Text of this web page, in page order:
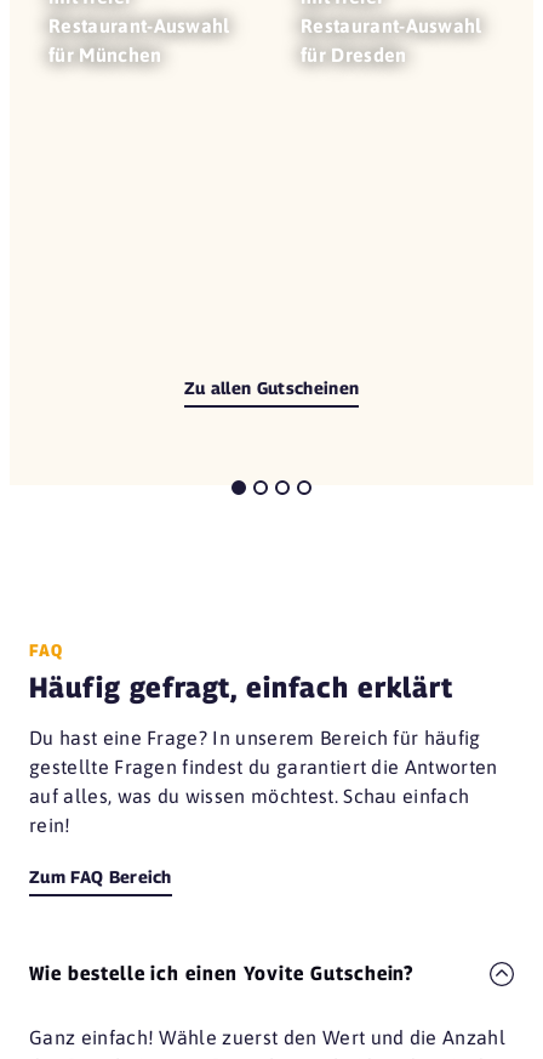
Restaurant-Auswahl
für München
Restaurant-Auswahl
für Dresden
Zu allen Gutscheinen
FAQ
Häufig gefragt, einfach erklärt
Du hast eine Frage? In unserem Bereich für häufig
gestellte Fragen findest du garantiert die Antworten
auf alles, was du wissen möchtest. Schau einfach
rein!
Zum FAQ Bereich
Wie bestelle ich einen Yovite Gutschein?
Ganz einfach! Wähle zuerst den Wert und die Anzahl